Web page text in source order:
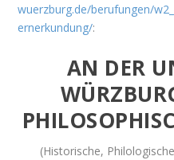
wuerzburg.de/berufungen/
ernerkundung/:
AN DER
(Historische,